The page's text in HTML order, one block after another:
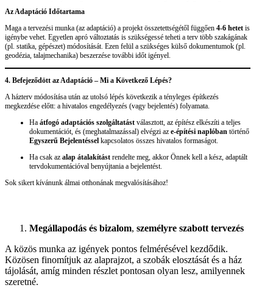
Az Adaptáció Időtartama
Maga a tervezési munka (az adaptáció) a projekt összetettségétől függően 4-6 hetet is
igénybe vehet. Egyetlen apró változtatás is szükségessé teheti a terv több szakágának
(pl. statika, gépészet) módosítását. Ezen felül a szükséges külső dokumentumok (pl.
geodézia, talajmechanika) beszerzése további időt igényel.
4. Befejeződött az Adaptáció – Mi a Következő Lépés?
A házterv módosítása után az utolsó lépés következik a tényleges építkezés
megkezdése előtt: a hivatalos engedélyezés (vagy bejelentés) folyamata.
Ha átfogó adaptációs szolgáltatást választott, az építész elkészíti a teljes
dokumentációt, és (meghatalmazással) elvégzi az e-építési naplóban történő
Egyszerű Bejelentéssel kapcsolatos összes hivatalos formaságot.
Ha csak az alap átalakítást rendelte meg, akkor Önnek kell a kész, adaptált
tervdokumentációval benyújtania a bejelentést.
Sok sikert kívánunk álmai otthonának megvalósításához!
Megállapodás és bizalom, személyre szabott tervezés
A közös munka az igények pontos felmérésével kezdődik.
Közösen finomítjuk az alaprajzot, a szobák elosztását és a ház
tájolását, amíg minden részlet pontosan olyan lesz, amilyennek
szeretné.